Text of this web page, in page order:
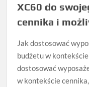
XC60 do
cennika i
Jak dostosować
budżetu w
dostosować
w kontekście